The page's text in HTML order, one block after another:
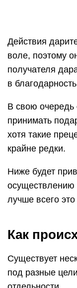
Действия
воле, поэтому
получателя
в
В свою очередь
принимать
хотя такие
крайне редки.
Ниже будет
осуществлению
лучше всего это
Как
Существует
под разные